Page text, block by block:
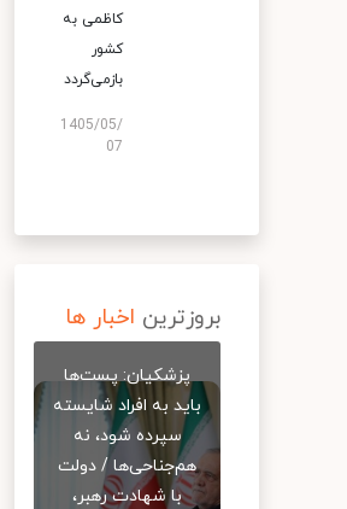
کاظمی به
کشور
بازمی‌گردد
1405/05/
07
بروزترین اخبار ها
پزشکیان: پست‌ها
باید به افراد شایسته
سپرده شود، نه
هم‌جناحی‌ها / دولت
با شهادت رهبر،